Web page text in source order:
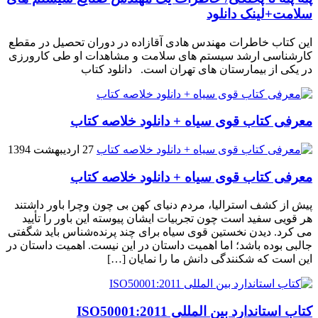
سلامت+لینک دانلود
این کتاب خاطرات مهندس هادی آقازاده در دوران تحصیل در مقطع
کارشناسی ارشد سیستم های سلامت و مشاهدات او طی کارورزی
در یکی از بیمارستان های تهران است. دانلود کتاب
معرفی کتاب قوی سیاه + دانلود خلاصه کتاب
27 اردیبهشت 1394
معرفی کتاب قوی سیاه + دانلود خلاصه کتاب
پیش از کشف استرالیا، مردم دنیاى کهن بی چون وچرا باور داشتند
هر قویى سفید است چون تجربیات ایشان پیوسته این باور را تأیید
می کرد. دیدن نخستین قوى سیاه براى چند پرنده‌شناس باید شگفتى
جالبى بوده باشد؛ اما اهمیت داستان در این نیست. اهمیت داستان در
این است که شکنندگى دانش ما را نمایان […]
کتاب استاندارد بین المللی ISO50001:2011